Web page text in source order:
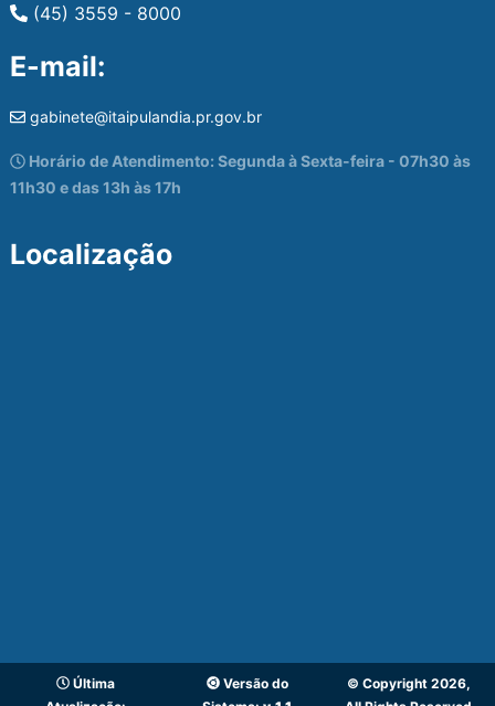
(45) 3559 - 8000
E-mail:
gabinete@itaipulandia.pr.gov.br
Horário de Atendimento: Segunda à Sexta-feira - 07h30 às
11h30 e das 13h às 17h
Localização
Última
Versão do
© Copyright 2026,